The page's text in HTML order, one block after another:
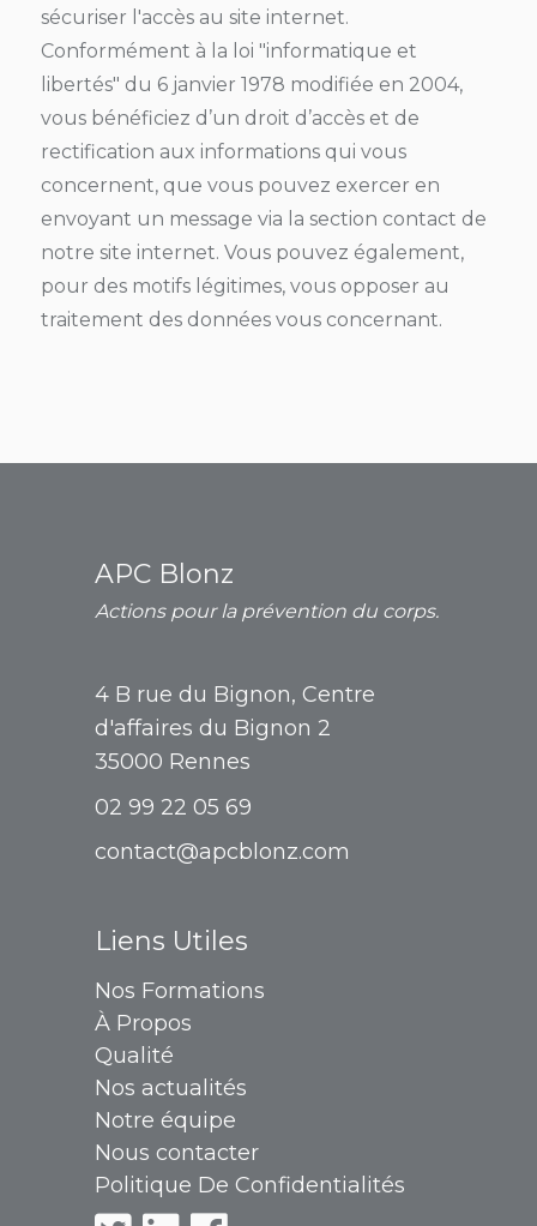
sécuriser l'accès au site internet.
Conformément à la loi "informatique et
libertés" du 6 janvier 1978 modifiée en 2004,
vous bénéficiez d’un droit d’accès et de
rectification aux informations qui vous
concernent, que vous pouvez exercer en
envoyant un message via la section contact de
notre site internet. Vous pouvez également,
pour des motifs légitimes, vous opposer au
traitement des données vous concernant.
APC Blonz
Actions pour la prévention du corps.
4 B rue du Bignon, Centre
d'affaires du Bignon 2
35000 Rennes
02 99 22 05 69
contact@apcblonz.com
Liens Utiles
Nos Formations
À Propos
Qualité
Nos actualités
Notre équipe
Nous contacter
Politique De Confidentialités